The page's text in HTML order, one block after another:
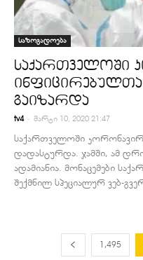
საზოგადოება
საქართველოში
გაიზარდა
tv4 - მარტი 10, 2020 21:47
საქართველოში
დადასტურდა. ჯამში, ამ
ადამიანია. მონაცემები
შექმნილ სპეციალურ ვებ-
1,495